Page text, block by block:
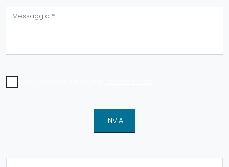
INVIA